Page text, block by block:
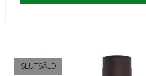
SLUTSÅLD